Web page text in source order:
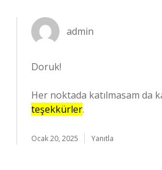
admin
Doruk!
Her noktada katılmasam da
teşekkürler.
Ocak 20, 2025 Yanıtla